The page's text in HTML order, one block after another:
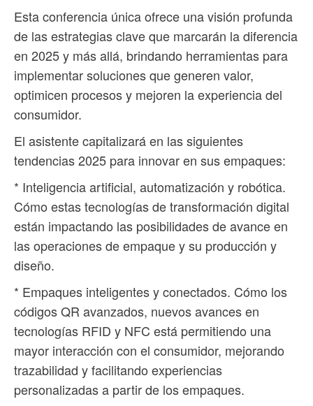
Esta conferencia única ofrece una visión profunda
de las estrategias clave que marcarán la diferencia
en 2025 y más allá, brindando herramientas para
implementar soluciones que generen valor,
optimicen procesos y mejoren la experiencia del
consumidor.
El asistente capitalizará en las siguientes
tendencias 2025 para innovar en sus empaques:
* Inteligencia artificial, automatización y robótica.
Cómo estas tecnologías de transformación digital
están impactando las posibilidades de avance en
las operaciones de empaque y su producción y
diseño.
* Empaques inteligentes y conectados. Cómo los
códigos QR avanzados, nuevos avances en
tecnologías RFID y NFC está permitiendo una
mayor interacción con el consumidor, mejorando
trazabilidad y facilitando experiencias
personalizadas a partir de los empaques.